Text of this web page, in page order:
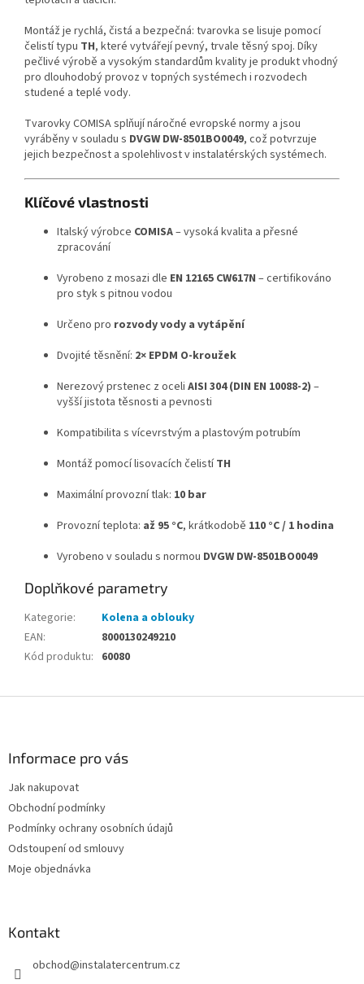
Montáž je rychlá, čistá a bezpečná: tvarovka se lisuje pomocí
čelistí typu TH, které vytvářejí pevný, trvale těsný spoj. Díky
pečlivé výrobě a vysokým standardům kvality je produkt vhodný
pro dlouhodobý provoz v topných systémech i rozvodech
studené a teplé vody.
Tvarovky COMISA splňují náročné evropské normy a jsou
vyráběny v souladu s DVGW DW-8501BO0049, což potvrzuje
jejich bezpečnost a spolehlivost v instalatérských systémech.
Klíčové vlastnosti
Italský výrobce COMISA– vysoká kvalita a přesné
zpracování
Vyrobeno z mosazi dle EN 12165 CW617N – certifikováno
pro styk s pitnou vodou
Určeno pro rozvody vody a vytápění
Dvojité těsnění: 2× EPDM O-kroužek
Nerezový prstenec z oceli AISI 304 (DIN EN 10088-2) –
vyšší jistota těsnosti a pevnosti
Kompatibilita s vícevrstvým a plastovým potrubím
Montáž pomocí lisovacích čelistíTH
Maximální provozní tlak: 10 bar
Provozní teplota: až 95 °C, krátkodobě 110 °C / 1 hodina
Vyrobeno v souladu s normou DVGW DW-8501BO0049
Doplňkové parametry
Kategorie:
Kolena a oblouky
EAN:
8000130249210
Kód produktu: 60080
Informace pro vás
Jak nakupovat
Obchodní podmínky
Podmínky ochrany osobních údajů
Odstoupení od smlouvy
Moje objednávka
Kontakt
obchod@instalatercentrum.cz